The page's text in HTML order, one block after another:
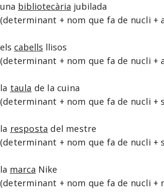
una bibliotecària jubilada
(determinant + nom que fa de nucli +
els cabells llisos
(determinant + nom que fa de nucli +
la taula de la cuina
(determinant + nom que fa de nucli
la resposta del mestre
(determinant + nom que fa de nucli
la marca Nike
(determinant + nom que fa de nucli +